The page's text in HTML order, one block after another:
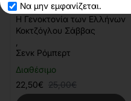
Να μην εμφανίζεται.
-10%
Διαθέσιμο
Η Γενοκτονία των Ελλήνων
Κοκτζόγλου Σάββας
Σενκ Ρόμπερτ
22,50€ 25,00€